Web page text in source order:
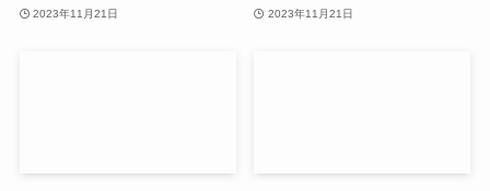
2023年11月21日 2023年11月21日